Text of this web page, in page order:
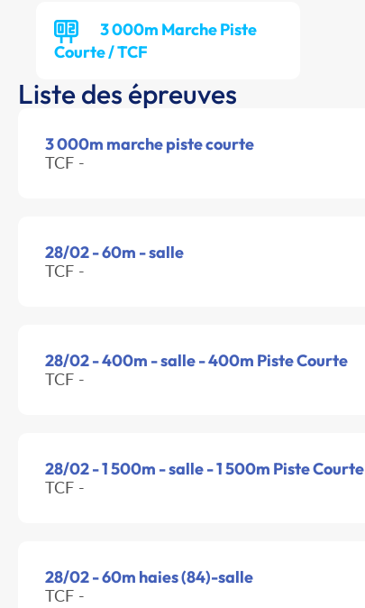
3 000m Marche Piste
Courte / TCF
Liste des épreuves
3 000m marche piste courte
TCF -
28/02 - 60m - salle
TCF -
28/02 - 400m - salle - 400m Piste Courte
TCF -
28/02 - 1 500m - salle - 1 500m Piste Courte
TCF -
28/02 - 60m haies (84)-salle
TCF -